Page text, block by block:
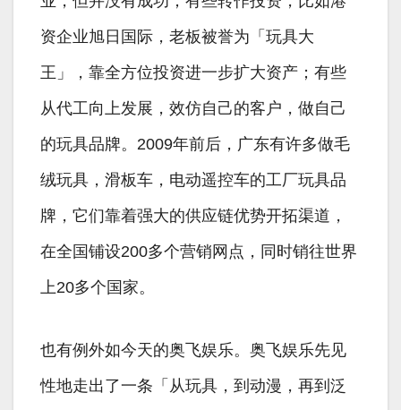
资企业旭日国际，老板被誉为「玩具大
王」，靠全方位投资进一步扩大资产；有些
从代工向上发展，效仿自己的客户，做自己
的玩具品牌。2009年前后，广东有许多做毛
绒玩具，滑板车，电动遥控车的工厂玩具品
牌，它们靠着强大的供应链优势开拓渠道，
在全国铺设200多个营销网点，同时销往世界
上20多个国家。
也有例外如今天的奥飞娱乐。奥飞娱乐先见
性地走出了一条「从玩具，到动漫，再到泛